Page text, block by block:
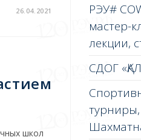
26.04.2021
школ
РЭУ#
мастер-
лекции,
СДОГ